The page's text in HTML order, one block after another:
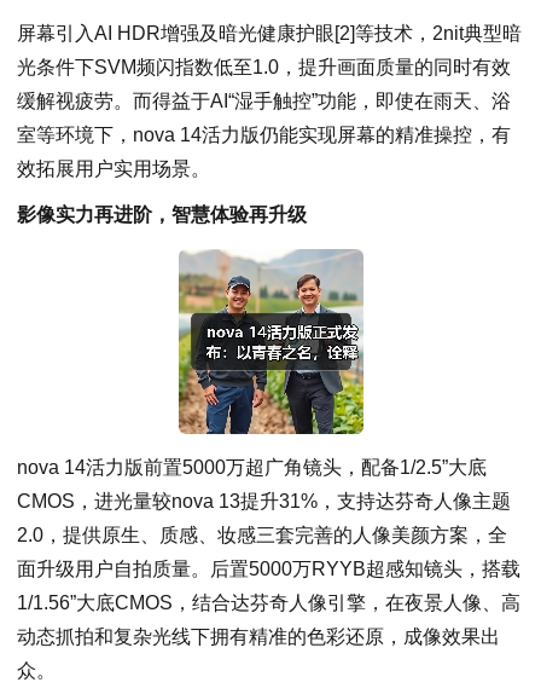
屏幕引入AI HDR增强及暗光健康护眼[2]等技术，2nit典型暗
光条件下SVM频闪指数低至1.0，提升画面质量的同时有效
缓解视疲劳。而得益于AI“湿手触控”功能，即使在雨天、浴
室等环境下，nova 14活力版仍能实现屏幕的精准操控，有
效拓展用户实用场景。
影像实力再进阶，智慧体验再升级
nova 14活力版前置5000万超广角镜头，配备1/2.5”大底
CMOS，进光量较nova 13提升31%，支持达芬奇人像主题
2.0，提供原生、质感、妆感三套完善的人像美颜方案，全
面升级用户自拍质量。后置5000万RYYB超感知镜头，搭载
1/1.56”大底CMOS，结合达芬奇人像引擎，在夜景人像、高
动态抓拍和复杂光线下拥有精准的色彩还原，成像效果出
众。